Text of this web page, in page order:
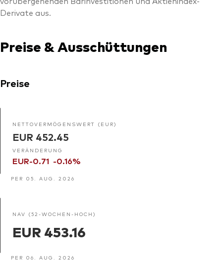
Derivate aus.
Preise & Ausschüttungen
Preise
NETTOVERMÖGENSWERT (EUR)
EUR 452.45
VERÄNDERUNG
EUR-0.71 -0.16%
PER 05. AUG. 2026
NAV (52-WOCHEN-HOCH)
EUR 453.16
PER 06. AUG. 2026